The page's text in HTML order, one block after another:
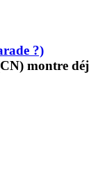
?)
montre